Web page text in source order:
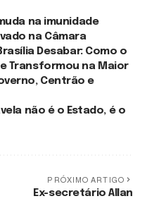
na imunidade
na Câmara
Desabar: Como o
Transformou na Maior
Centrão e
não é o Estado, é o
PRÓXIMO ARTIGO
Ex-secretário Allan